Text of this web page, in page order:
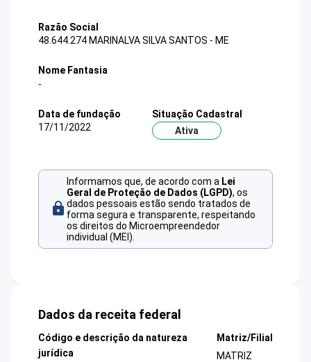
Razão Social
48.644.274 MARINALVA SILVA SANTOS - ME
Nome Fantasia
-
Data de fundação
17/11/2022
Situação Cadastral
Ativa
Informamos que, de acordo com a Lei
Geral de Proteção de Dados (LGPD), os
dados pessoais estão sendo tratados de
forma segura e transparente, respeitando
os direitos do Microempreendedor
individual (MEI).
Dados da receita federal
Código e descrição da natureza
jurídica
Matriz/Filial
MATRIZ